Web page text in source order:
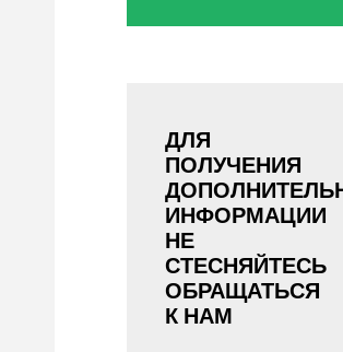
ДЛЯ
ПОЛУЧЕНИЯ
ИНФОРМАЦИИ
НЕ
СТЕСНЯЙТЕСЬ
ОБРАЩАТЬСЯ
К НАМ